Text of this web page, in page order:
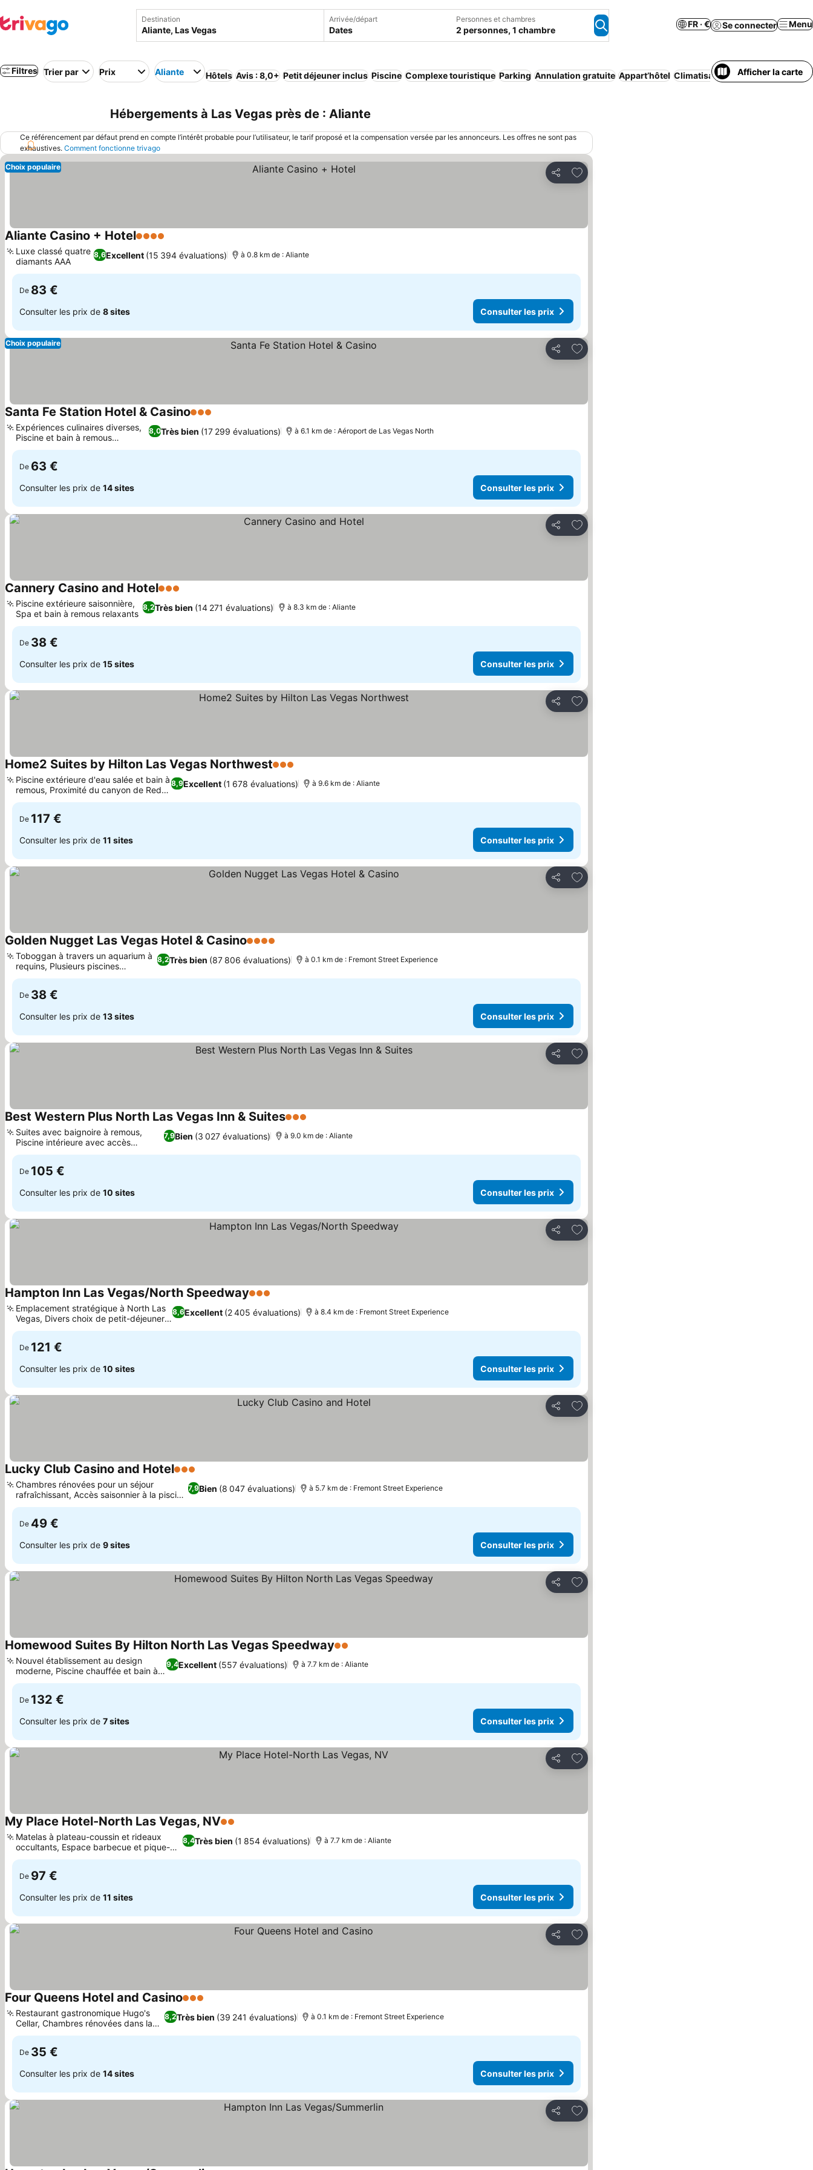
Destination Arrivée/départ
Dates
Personnes et chambres
2 personnes, 1 chambre
FR · € Se connecter Menu
Filtres Trier par Prix Aliante Hôtels Avis : 8,0+ Petit déjeuner inclus Piscine Complexe touristique Parking Annulation gratuite Appart’hôtel Climatisation Wi-Fi Restaurant
Afficher la carte
Hébergements à Las Vegas près de : Aliante
Ce référencement par défaut prend en compte l’intérêt probable pour l’utilisateur, le tarif proposé et la compensation versée par les annonceurs. Les offres ne sont pas
exhaustives. Comment fonctionne trivago
Partager
Ajouter à mes favoris
Choix populaire
Aliante Casino + Hotel4 Étoiles
8,6Excellent (15 394 évaluations)
Luxe classé quatre
diamants AAA
à 0.8 km de : Aliante
De 83 €
Consulter les prix de 8 sites Consulter les prix
Partager
Ajouter à mes favoris
Choix populaire
Santa Fe Station Hotel & Casino3 Étoiles
8,0Très bien (17 299 évaluations)
Expériences culinaires diverses,
Piscine et bain à remous
relaxants
à 6.1 km de : Aéroport de Las Vegas North
De 63 €
Consulter les prix de 14 sites Consulter les prix
Partager
Ajouter à mes favoris
Cannery Casino and Hotel3 Étoiles
8,2Très bien (14 271 évaluations)
Piscine extérieure saisonnière,
Spa et bain à remous relaxants
à 8.3 km de : Aliante
De 38 €
Consulter les prix de 15 sites Consulter les prix
Partager
Ajouter à mes favoris
Home2 Suites by Hilton Las Vegas Northwest3 Étoiles
8,9Excellent (1 678 évaluations)
Piscine extérieure d'eau salée et bain à
remous, Proximité du canyon de Red
Rock
à 9.6 km de : Aliante
De 117 €
Consulter les prix de 11 sites Consulter les prix
Partager
Ajouter à mes favoris
Golden Nugget Las Vegas Hotel & Casino4 Étoiles
8,2Très bien (87 806 évaluations)
Toboggan à travers un aquarium à
requins, Plusieurs piscines
extérieures
à 0.1 km de : Fremont Street Experience
De 38 €
Consulter les prix de 13 sites Consulter les prix
Partager
Ajouter à mes favoris
Best Western Plus North Las Vegas Inn & Suites3 Étoiles
7,9Bien (3 027 évaluations)
Suites avec baignoire à remous,
Piscine intérieure avec accès
extérieur
à 9.0 km de : Aliante
De 105 €
Consulter les prix de 10 sites Consulter les prix
Partager
Ajouter à mes favoris
Hampton Inn Las Vegas/North Speedway3 Étoiles
8,6Excellent (2 405 évaluations)
Emplacement stratégique à North Las
Vegas, Divers choix de petit-déjeuner
chaud
à 8.4 km de : Fremont Street Experience
De 121 €
Consulter les prix de 10 sites Consulter les prix
Partager
Ajouter à mes favoris
Lucky Club Casino and Hotel3 Étoiles
7,9Bien (8 047 évaluations)
Chambres rénovées pour un séjour
rafraîchissant, Accès saisonnier à la piscine
extérieure
à 5.7 km de : Fremont Street Experience
De 49 €
Consulter les prix de 9 sites Consulter les prix
Partager
Ajouter à mes favoris
Homewood Suites By Hilton North Las Vegas Speedway2 Étoiles
9,4Excellent (557 évaluations)
Nouvel établissement au design
moderne, Piscine chauffée et bain à
remous
à 7.7 km de : Aliante
De 132 €
Consulter les prix de 7 sites Consulter les prix
Partager
Ajouter à mes favoris
My Place Hotel-North Las Vegas, NV2 Étoiles
8,4Très bien (1 854 évaluations)
Matelas à plateau-coussin et rideaux
occultants, Espace barbecue et pique-
nique extérieur
à 7.7 km de : Aliante
De 97 €
Consulter les prix de 11 sites Consulter les prix
Partager
Ajouter à mes favoris
Four Queens Hotel and Casino3 Étoiles
8,2Très bien (39 241 évaluations)
Restaurant gastronomique Hugo's
Cellar, Chambres rénovées dans la
tour sud
à 0.1 km de : Fremont Street Experience
De 35 €
Consulter les prix de 14 sites Consulter les prix
Partager
Ajouter à mes favoris